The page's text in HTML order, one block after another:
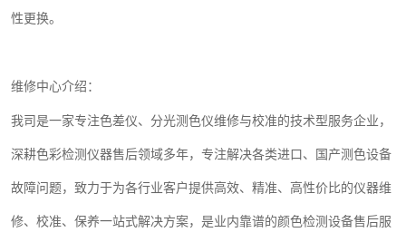
性更换。
维修中心介绍：
我司是一家专注色差仪、分光测色仪维修与校准的技术型服务企业，
深耕色彩检测仪器售后领域多年，专注解决各类进口、国产测色设备
故障问题，致力于为各行业客户提供高效、精准、高性价比的仪器维
修、校准、保养一站式解决方案，是业内靠谱的颜色检测设备售后服